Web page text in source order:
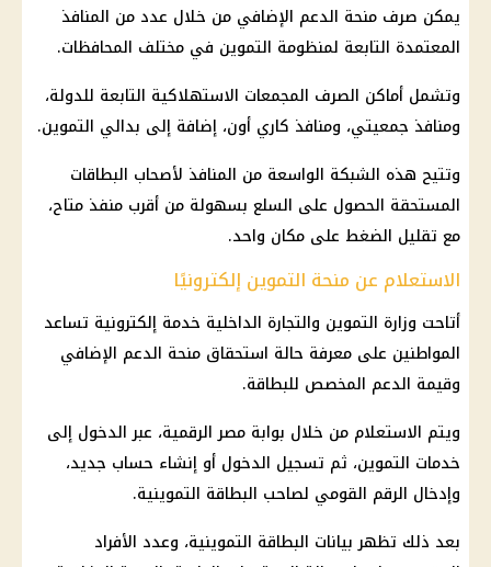
يمكن صرف منحة الدعم الإضافي من خلال عدد من المنافذ
المعتمدة التابعة لمنظومة التموين في مختلف المحافظات.
وتشمل أماكن الصرف المجمعات الاستهلاكية التابعة للدولة،
ومنافذ جمعيتي، ومنافذ كاري أون، إضافة إلى بدالي التموين.
وتتيح هذه الشبكة الواسعة من المنافذ لأصحاب البطاقات
المستحقة الحصول على السلع بسهولة من أقرب منفذ متاح،
مع تقليل الضغط على مكان واحد.
الاستعلام عن منحة التموين إلكترونيًا
أتاحت وزارة التموين والتجارة الداخلية خدمة إلكترونية تساعد
المواطنين على معرفة حالة استحقاق منحة الدعم الإضافي
وقيمة الدعم المخصص للبطاقة.
ويتم الاستعلام من خلال بوابة مصر الرقمية، عبر الدخول إلى
خدمات التموين، ثم تسجيل الدخول أو إنشاء حساب جديد،
وإدخال الرقم القومي لصاحب البطاقة التموينية.
بعد ذلك تظهر بيانات البطاقة التموينية، وعدد الأفراد